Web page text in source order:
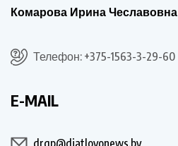
Комарова Ирина Чеславовна
Телефон: +375-1563-3-29-60
E-MAIL